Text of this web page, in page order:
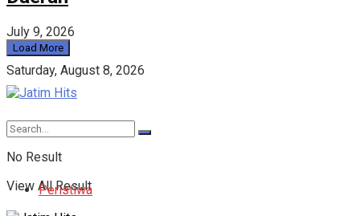
July 9, 2026
Load More
Saturday, August 8, 2026
No Result
View All Result
Peristiwa